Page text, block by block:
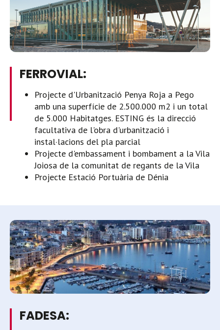
FERROVIAL:
Projecte d'Urbanització Penya Roja a Pego
amb una superfície de 2.500.000 m2 i un total
de 5.000 Habitatges. ESTING és la direcció
facultativa de l'obra d'urbanització i
instal·lacions del pla parcial
Projecte d'embassament i bombament a la Vila
Joiosa de la comunitat de regants de la Vila
Projecte Estació Portuària de Dénia
FADESA: